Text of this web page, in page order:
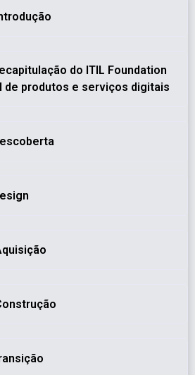
do ITIL Foundation
de produtos e serviços digitais